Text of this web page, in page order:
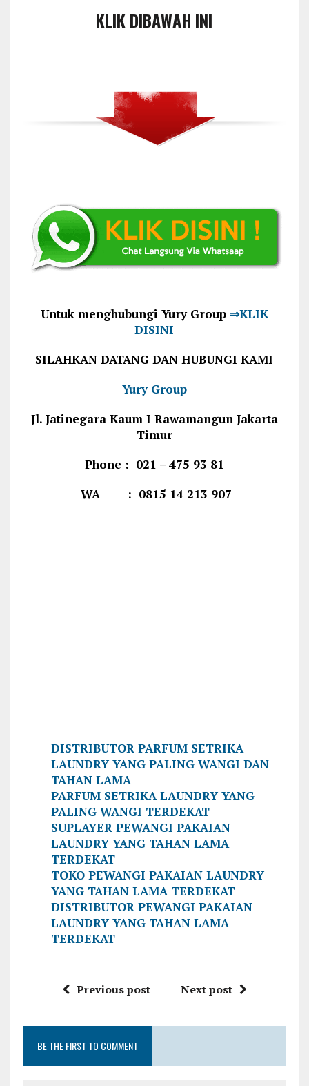
KLIK DIBAWAH INI
Untuk menghubungi Yury Group⇒KLIK
DISINI
SILAHKAN DATANG DAN HUBUNGI KAMI
Yury Group
Jl. Jatinegara Kaum I Rawamangun Jakarta
Timur
Phone : 021 – 475 93 81
WA : 0815 14 213 907
DISTRIBUTOR PARFUM SETRIKA
LAUNDRY YANG PALING WANGI DAN
TAHAN LAMA
PARFUM SETRIKA LAUNDRY YANG
PALING WANGI TERDEKAT
SUPLAYER PEWANGI PAKAIAN
LAUNDRY YANG TAHAN LAMA
TERDEKAT
TOKO PEWANGI PAKAIAN LAUNDRY
YANG TAHAN LAMA TERDEKAT
DISTRIBUTOR PEWANGI PAKAIAN
LAUNDRY YANG TAHAN LAMA
TERDEKAT
Previous post Next post
BE THE FIRST TO COMMENT